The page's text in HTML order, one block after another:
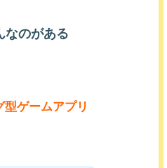
なのがある
ゲームアプリ